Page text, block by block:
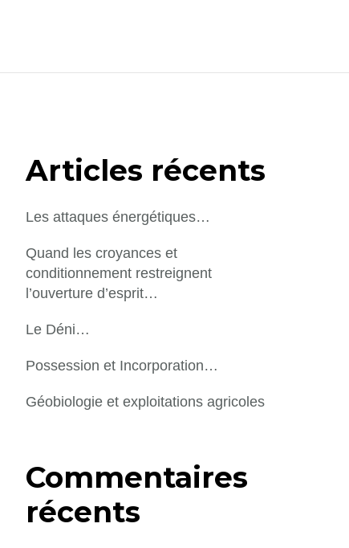
Articles récents
Les attaques énergétiques…
Quand les croyances et
conditionnement restreignent
l’ouverture d’esprit…
Le Déni…
Possession et Incorporation…
Géobiologie et exploitations agricoles
Commentaires
récents